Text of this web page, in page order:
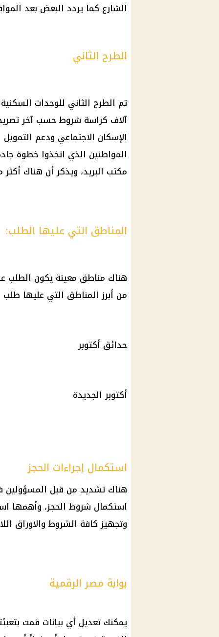
الشارع كما يردد البعض بعد
الطرح الثاني
آلاف كراسة شروط حسب آخر
الإسكان الاجتماعي ودعم
المواطنين الذي اتخذوا خطوة
مكتب البريد، ويذكر أن هناك أكثر من 109 ألف مواطن قاموا بتلك
المناطق التي عليها الطلب:
هناك مناطق معينة يكون الطلب
من أبرز المناطق التي عليها طلب
حدائق أكتوبر
أكتوبر الجديدة
استكمال إجراءات الحجز
هناك تشديد من قبل المسؤولين
استكمال شروط الحجز، وأهمها
وتجهيز كافة الشروط والاوراق
بوابة مصر الرقمية
يمكنك تعديل أي بيانات قمت